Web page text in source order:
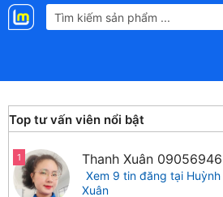
Landmap
Top tư vấn viên nổi bật
1 Thanh Xuân
Xem 9 tin đăng tại
Xuân